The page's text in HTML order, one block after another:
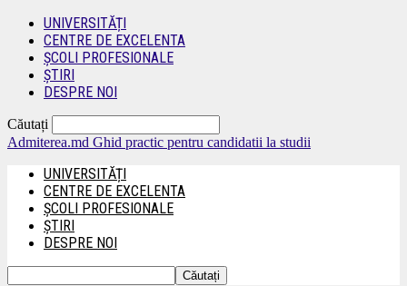
UNIVERSITĂȚI
CENTRE DE EXCELENTA
ȘCOLI PROFESIONALE
ȘTIRI
DESPRE NOI
Căutați
Admiterea.md Ghid practic pentru candidatii la studii
UNIVERSITĂȚI
CENTRE DE EXCELENTA
ȘCOLI PROFESIONALE
ȘTIRI
DESPRE NOI